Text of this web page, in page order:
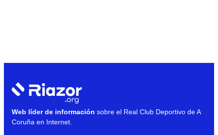
Web líder de información sobre el Real Club Deportivo de A
Coruña en Internet.